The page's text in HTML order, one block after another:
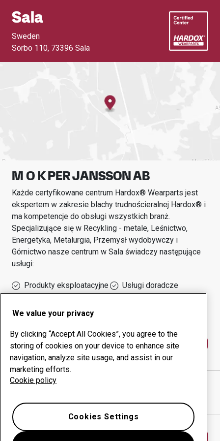
Sala
Sweden
Sörbo 110, 73396 Sala
M O K PER JANSSON AB
Każde certyfikowane centrum Hardox® Wearparts jest
ekspertem w zakresie blachy trudnościeralnej Hardox® i
ma kompetencje do obsługi wszystkich branż.
Specjalizujące się w Recykling - metale, Leśnictwo,
Energetyka, Metalurgia, Przemysł wydobywczy i
Górnictwo nasze centrum w Sala świadczy następujące
usługi:
Produkty eksploatacyjne
Usługi doradcze
sprawności urządzeń
Skontaktuj się z nami
M O K PER JANSSON AB
We value your privacy
By clicking “Accept All Cookies”, you agree to the
storing of cookies on your device to enhance site
navigation, analyze site usage, and assist in our
marketing efforts.
Cookie policy
Cookies Settings